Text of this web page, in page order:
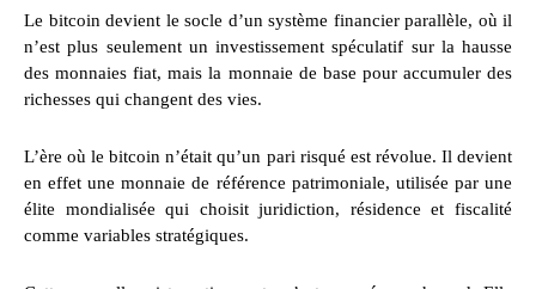
Le bitcoin devient le socle d’un système financier parallèle, où il
n’est plus seulement un investissement spéculatif sur la hausse
des monnaies fiat, mais la monnaie de base pour accumuler des
richesses qui changent des vies.
L’ère où le bitcoin n’était qu’un pari risqué est révolue. Il devient
en effet une monnaie de référence patrimoniale, utilisée par une
élite mondialisée qui choisit juridiction, résidence et fiscalité
comme variables stratégiques.